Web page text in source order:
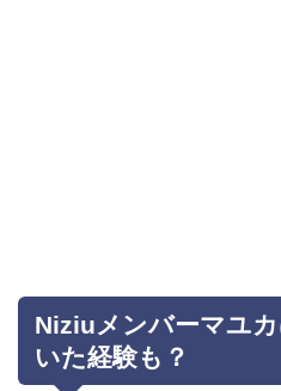
Niziuメンバーマユ
いた経験も？